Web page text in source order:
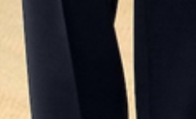
Mondiali calcio 2026